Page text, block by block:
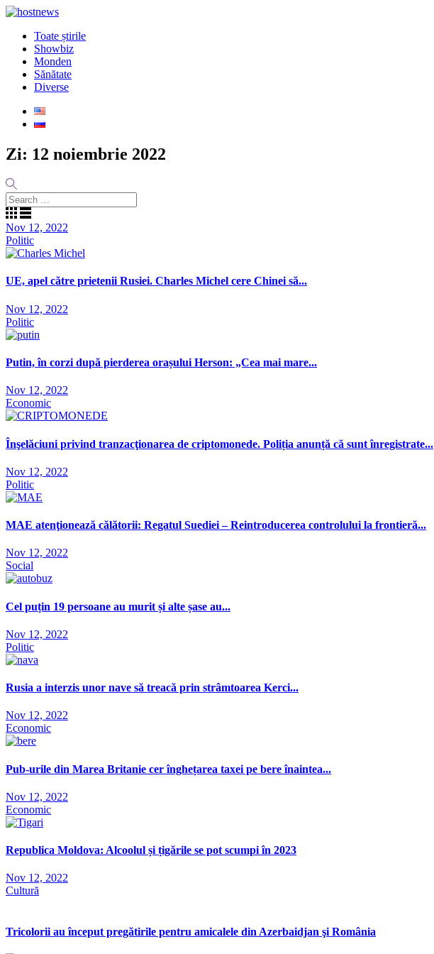
Toate știrile
Showbiz
Monden
Sănătate
Diverse
Zi: 12 noiembrie 2022
Nov 12, 2022
Politic
UE, apel către prietenii Rusiei. Charles Michel cere Chinei să...
Nov 12, 2022
Politic
Putin, în corzi după pierderea orașului Herson: „Cea mai mare...
Nov 12, 2022
Economic
Înşelăciuni privind tranzacţionarea de criptomonede. Poliția anunță că sunt înregistrate...
Nov 12, 2022
Politic
MAE atenţionează călătorii: Regatul Suediei – Reintroducerea controlului la frontieră...
Nov 12, 2022
Social
Cel puțin 19 persoane au murit și alte șase au...
Nov 12, 2022
Politic
Rusia a interzis unor nave să treacă prin strâmtoarea Kerci...
Nov 12, 2022
Economic
Pub-urile din Marea Britanie cer înghețarea taxei pe bere înaintea...
Nov 12, 2022
Economic
Republica Moldova: Alcoolul și țigările se pot scumpi în 2023
Nov 12, 2022
Cultură
Tricolorii au început pregătirile pentru amicalele din Azerbaidjan şi România